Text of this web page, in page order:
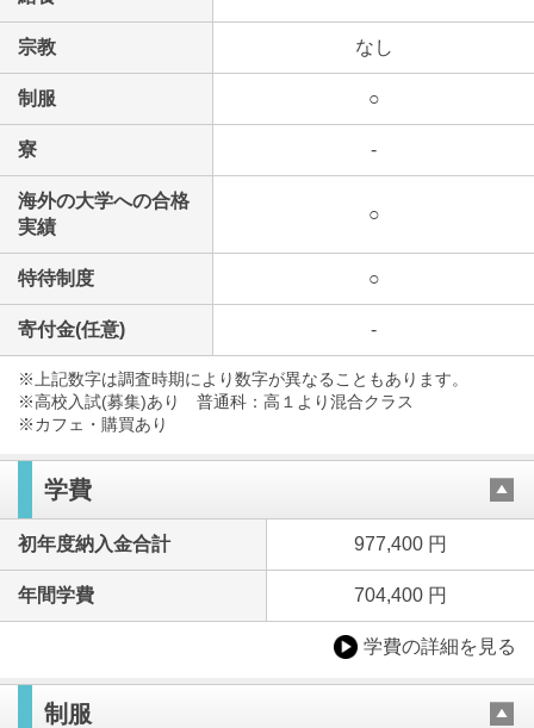
宗教 なし
制服 ○
寮 -
海外の大学への合格
実績
○
特待制度 ○
寄付金(任意) -
※上記数字は調査時期により数字が異なることもあります。
※高校入試(募集)あり 普通科：高１より混合クラス
※カフェ・購買あり
学費
初年度納入金合計 977,400 円
年間学費 704,400 円
学費の詳細を見る
制服